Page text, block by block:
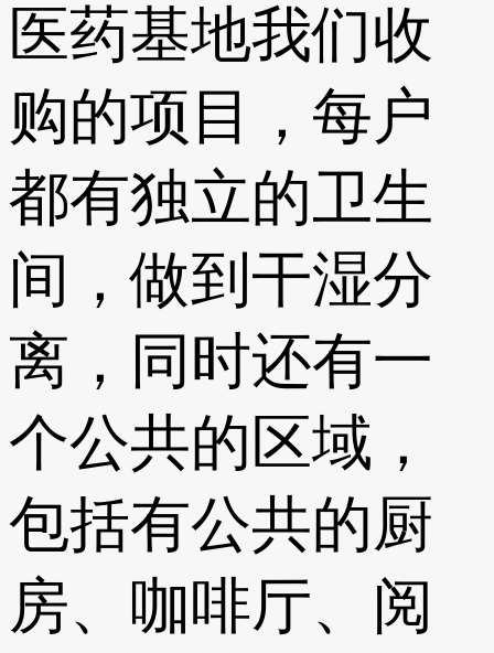
医药基地我们收
购的项目，每户
都有独立的卫生
间，做到干湿分
离，同时还有一
个公共的区域，
包括有公共的厨
房、咖啡厅、阅